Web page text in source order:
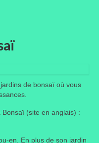
de bonsaï où vous
(site en anglais) :
en. En plus de son jardin